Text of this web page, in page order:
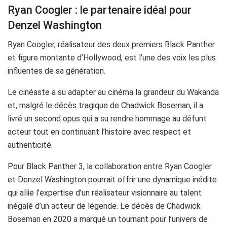
Ryan Coogler : le partenaire idéal pour
Denzel Washington
Ryan Coogler, réalisateur des deux premiers Black Panther
et figure montante d’Hollywood, est l’une des voix les plus
influentes de sa génération.
Le cinéaste a su adapter au cinéma la grandeur du Wakanda
et, malgré le décès tragique de Chadwick Boseman, il a
livré un second opus qui a su rendre hommage au défunt
acteur tout en continuant l’histoire avec respect et
authenticité.
Pour Black Panther 3, la collaboration entre Ryan Coogler
et Denzel Washington pourrait offrir une dynamique inédite
qui allie l’expertise d’un réalisateur visionnaire au talent
inégalé d’un acteur de légende. Le décès de Chadwick
Boseman en 2020 a marqué un tournant pour l’univers de